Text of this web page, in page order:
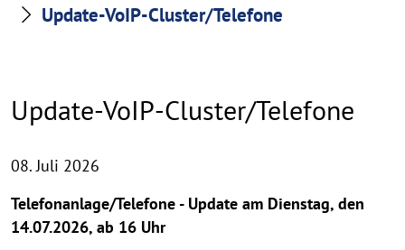
Update-VoIP-Cluster/Telefone
Update-VoIP-Cluster/Telefone
08. Juli 2026
Telefonanlage/Telefone - Update am Dienstag, den
14.07.2026, ab 16 Uhr